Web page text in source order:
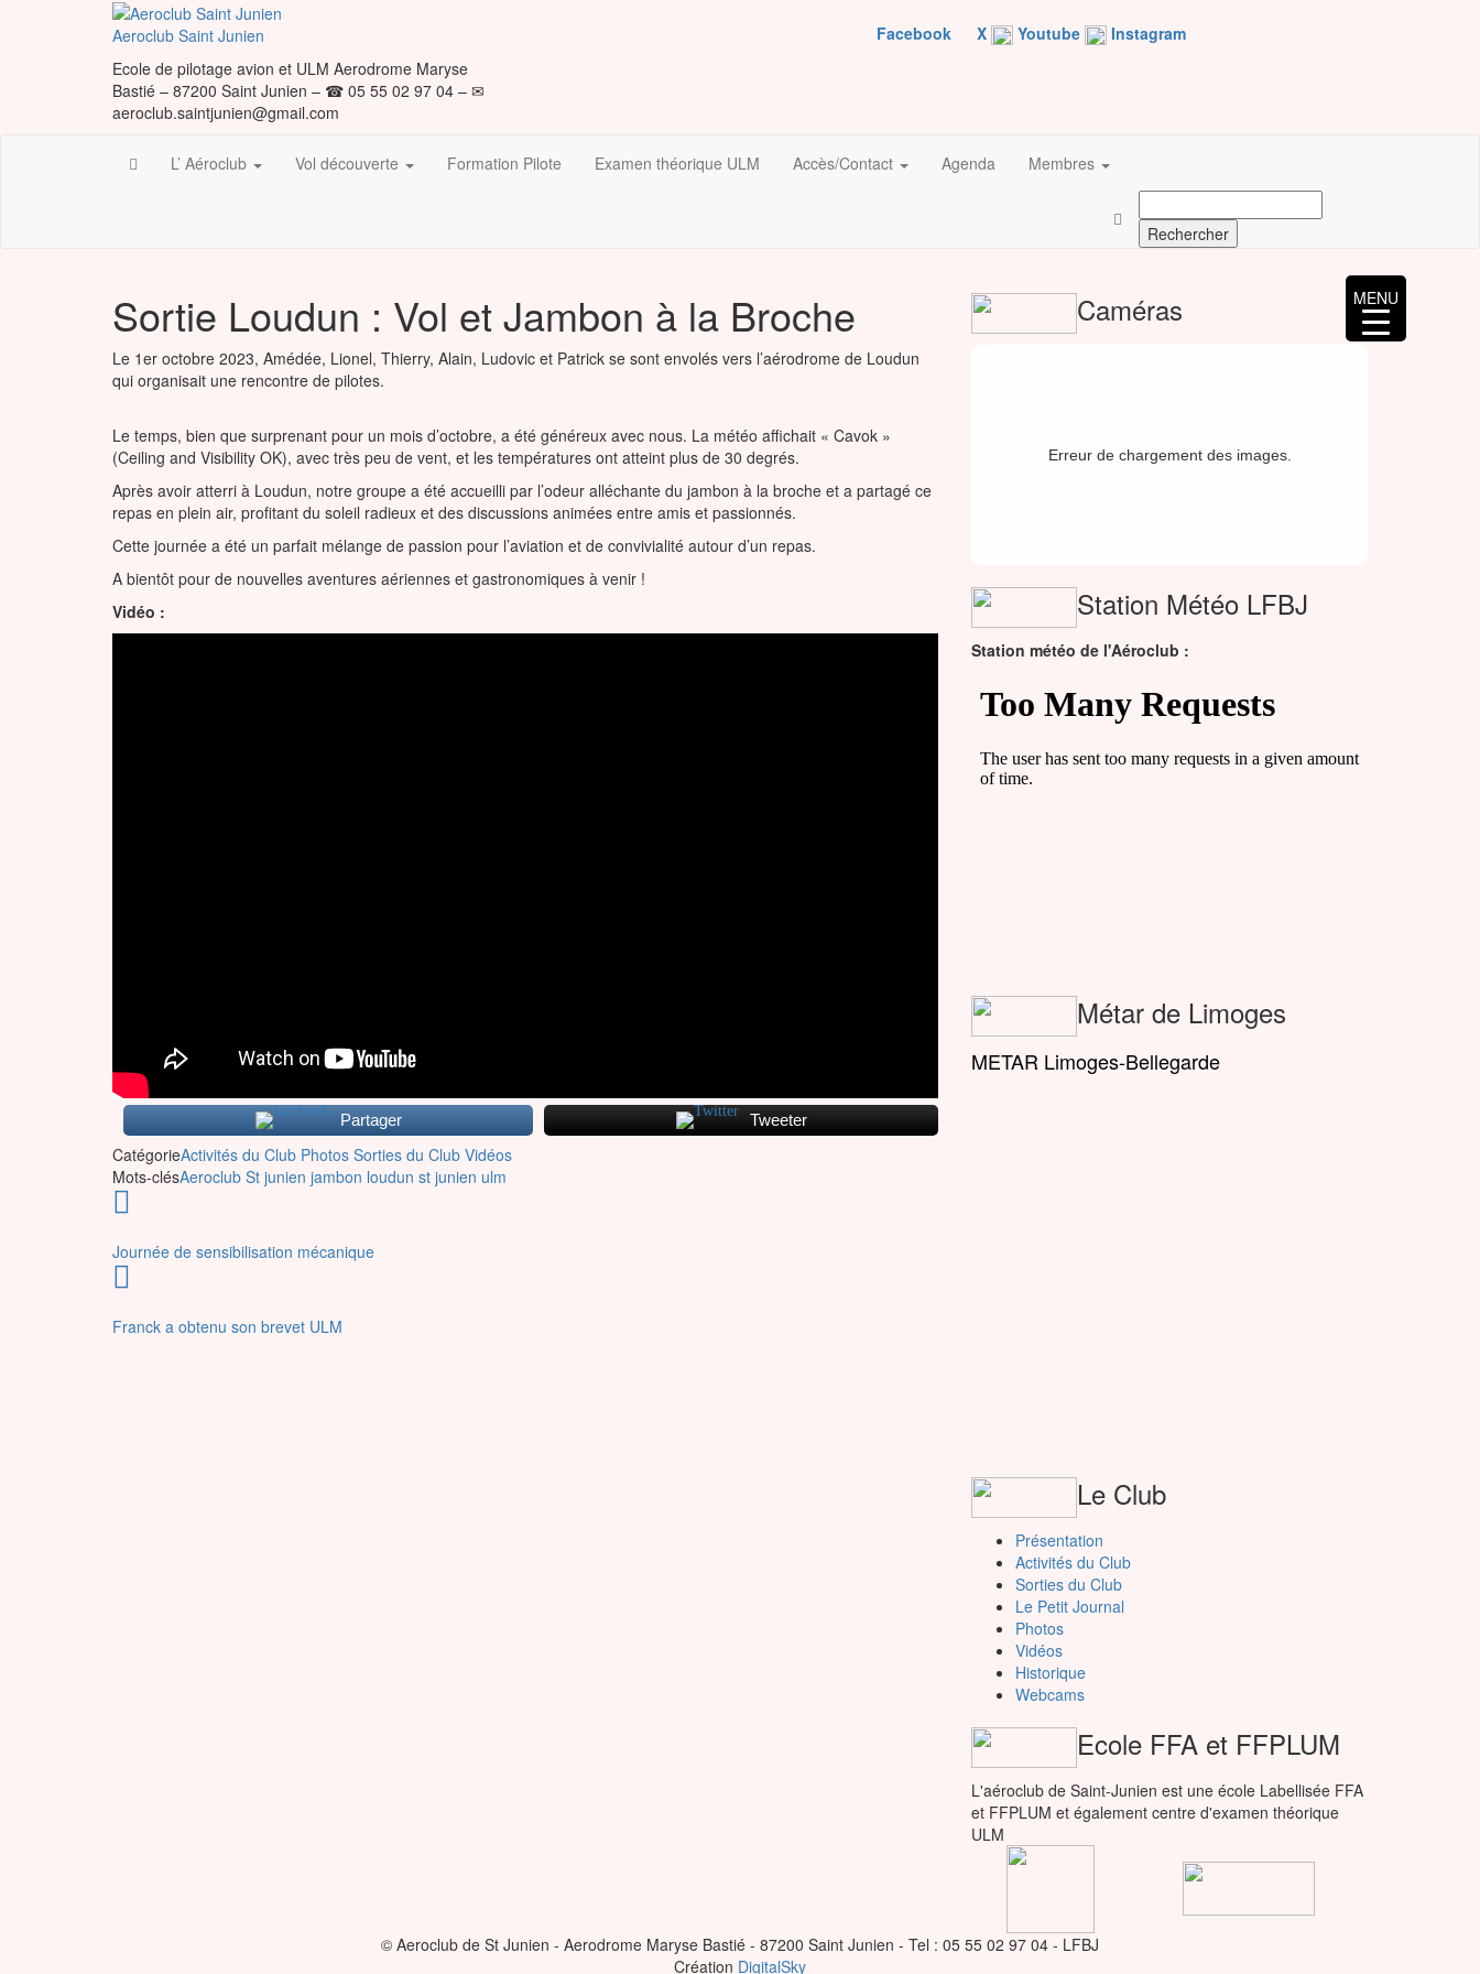
Aeroclub Saint Junien
Ecole de pilotage avion et ULM Aerodrome Maryse
Bastié – 87200 Saint Junien – ☎ 05 55 02 97 04 – ✉
aeroclub.saintjunien@gmail.com
Facebook X Youtube Instagram
L’ Aéroclub Vol découverte Formation Pilote Examen théorique ULM Accès/Contact Agenda
Membres
Sortie Loudun : Vol et Jambon à la Broche
Le 1er octobre 2023, Amédée, Lionel, Thierry, Alain, Ludovic et Patrick se sont envolés vers l’aérodrome de Loudun
qui organisait une rencontre de pilotes.
Le temps, bien que surprenant pour un mois d’octobre, a été généreux avec nous. La météo affichait « Cavok »
(Ceiling and Visibility OK), avec très peu de vent, et les températures ont atteint plus de 30 degrés.
Après avoir atterri à Loudun, notre groupe a été accueilli par l’odeur alléchante du jambon à la broche et a partagé ce
repas en plein air, profitant du soleil radieux et des discussions animées entre amis et passionnés.
Cette journée a été un parfait mélange de passion pour l’aviation et de convivialité autour d’un repas.
A bientôt pour de nouvelles aventures aériennes et gastronomiques à venir !
Vidéo :
Partager Tweeter
CatégorieActivités du Club Photos Sorties du Club Vidéos
Mots-clésAeroclub St junien jambon loudun st junien ulm
Journée de sensibilisation mécanique
Franck a obtenu son brevet ULM
Caméras
Erreur de chargement des images.
Station Météo LFBJ
Station météo de l'Aéroclub :
Métar de Limoges
METAR Limoges-Bellegarde
Le Club
Présentation
Activités du Club
Sorties du Club
Le Petit Journal
Photos
Vidéos
Historique
Webcams
Ecole FFA et FFPLUM
L'aéroclub de Saint-Junien est une école Labellisée FFA
et FFPLUM et également centre d'examen théorique
ULM
© Aeroclub de St Junien - Aerodrome Maryse Bastié - 87200 Saint Junien - Tel : 05 55 02 97 04 - LFBJ
Création DigitalSky
MENU